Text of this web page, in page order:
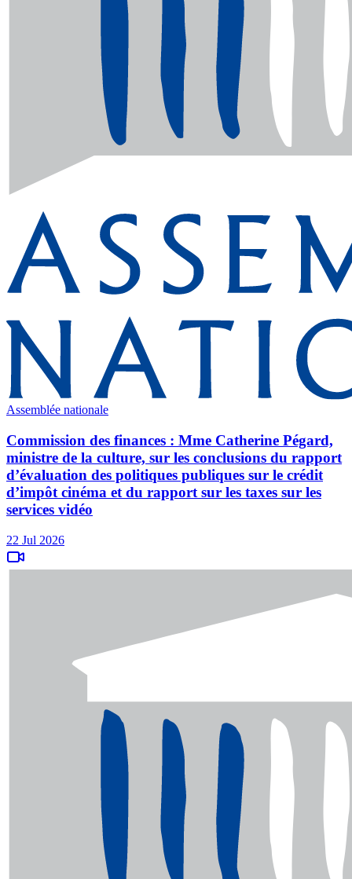
Assemblée nationale
Commission des finances : Mme Catherine Pégard,
ministre de la culture, sur les conclusions du rapport
d’évaluation des politiques publiques sur le crédit
d’impôt cinéma et du rapport sur les taxes sur les
services vidéo
22 Jul 2026